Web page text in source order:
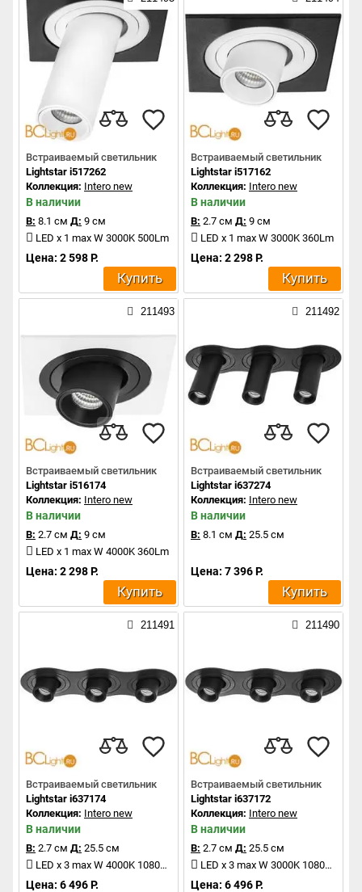
Встраиваемый светильник
Lightstar i517262
Коллекция: Intero new
В наличии
В: 8.1 см Д: 9 см
LED x 1 max W 3000K 500Lm
Цена: 2 598 Р.
Купить
Встраиваемый светильник
Lightstar i517162
Коллекция: Intero new
В наличии
В: 2.7 см Д: 9 см
LED x 1 max W 3000K 360Lm
Цена: 2 298 Р.
Купить
211493
Встраиваемый светильник
Lightstar i516174
Коллекция: Intero new
В наличии
В: 2.7 см Д: 9 см
LED x 1 max W 4000K 360Lm
Цена: 2 298 Р.
Купить
211492
Встраиваемый светильник
Lightstar i637274
Коллекция: Intero new
В наличии
В: 8.1 см Д: 25.5 см
Цена: 7 396 Р.
Купить
211491
Встраиваемый светильник
Lightstar i637174
Коллекция: Intero new
В наличии
В: 2.7 см Д: 25.5 см
LED x 3 max W 4000K 1080Lm
Цена: 6 496 Р.
211490
Встраиваемый светильник
Lightstar i637172
Коллекция: Intero new
В наличии
В: 2.7 см Д: 25.5 см
LED x 3 max W 3000K 1080Lm
Цена: 6 496 Р.